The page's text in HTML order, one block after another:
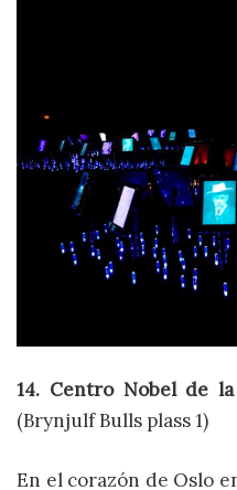
14. Centro Nobel de
(Brynjulf Bulls plass 1)
En el corazón de Oslo